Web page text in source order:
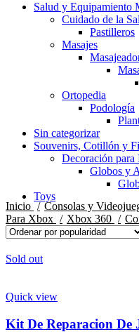
Salud y Equipamiento
Cuidado de la
Pastilleros
Masajes
Ortopedia
Podología
Sin categorizar
Souvenirs, Cotillón y
Decoración para
Globos y
Toys
Inicio
Consolas y
Para Xbox
Xbox 360
Sold out
Quick view
Kit De Reparacion De